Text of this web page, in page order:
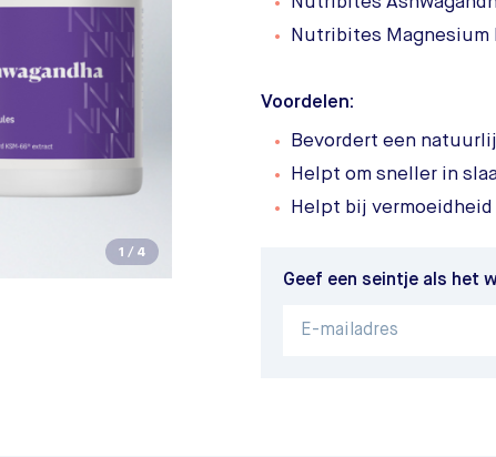
1 / 4
Nutribites Magnesium
Voordelen:
Bevordert een
Helpt om sneller in
Helpt bij vermoeidheid
Geef een seintje als het